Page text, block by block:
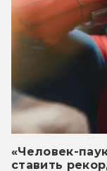
«Человек-
ставить